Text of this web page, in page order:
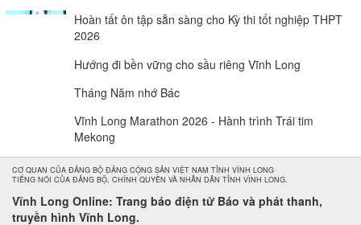
Hoàn tất ôn tập sẵn sàng cho Kỳ thi tốt nghiệp THPT
2026
Hướng đi bền vững cho sầu riêng Vĩnh Long
Tháng Năm nhớ Bác
Vĩnh Long Marathon 2026 - Hành trình Trái tim
Mekong
CƠ QUAN CỦA ĐẢNG BỘ ĐẢNG CỘNG SẢN VIỆT NAM TỈNH VĨNH LONG
TIẾNG NÓI CỦA ĐẢNG BỘ, CHÍNH QUYỀN VÀ NHÂN DÂN TỈNH VĨNH LONG.
Vĩnh Long Online: Trang báo điện tử Báo và phát thanh,
truyền hình Vĩnh Long.